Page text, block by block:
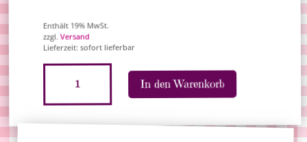
Enthält 19% MwSt.
zzgl.Versand
Lieferzeit: sofort lieferbar
Halskette
In den Warenkorb
A